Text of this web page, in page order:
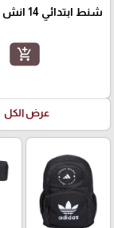
شنط ابتدائي 14 انش كابتن افنجر
add_shopping_cart
عرض الكل